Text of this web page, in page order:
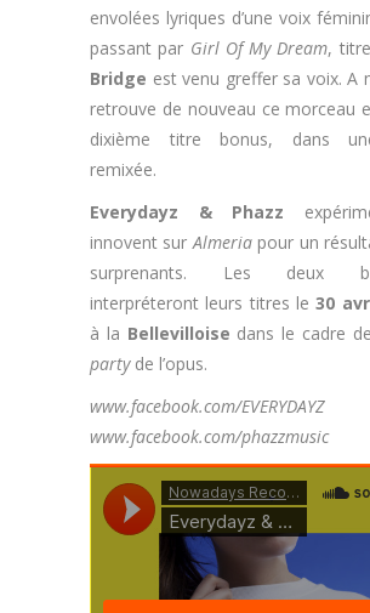
envolées lyriques d’une voix
passant par Girl Of My Dream,
Bridge est venu greffer sa voix. A
retrouve de nouveau ce morceau
dixième titre bonus, dans
remixée.
Everydayz & Phazz
innovent surAlmeriapour un
surprenants. Les deux
interpréteront leurs titres le30
à la Bellevilloise dans le cadre
partyde l’opus.
www.facebook.com/EVERYDAYZ
www.facebook.com/phazzmusic